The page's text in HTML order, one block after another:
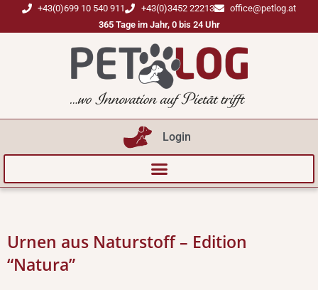
+43(0)699 10 540 911 +43(0)3452 22213
office@petlog.at
365 Tage im Jahr, 0 bis 24 Uhr
Login
Urnen aus Naturstoff – Edition
“Natura”